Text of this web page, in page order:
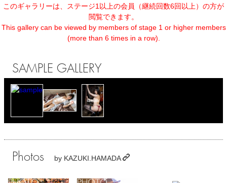
このギャラリーは、ステージ1以上の会員（継続回数6回以上）の方が
閲覧できます。
This gallery can be viewed by members of stage 1 or higher members
(more than 6 times in a row).
SAMPLE GALLERY
Photos by KAZUKI.HAMADA